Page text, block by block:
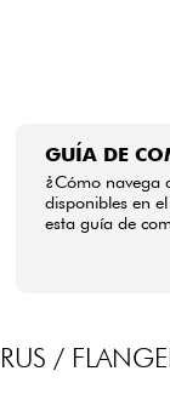
GUÍA DE
¿Cómo navega
disponibles en
esta guía de
/